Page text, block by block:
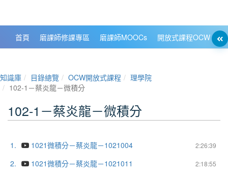
首頁 磨課師修課專區 磨課師MOOCs 開放式課程OCW
知識庫 目錄總覽 OCW開放式課程
理學院
102-1－蔡炎龍－微積分
102-1－蔡炎龍－微積分
1. 2:26:39
1021微積分－蔡炎龍－1021004
2.
2:18:55
1021微積分－蔡炎龍－1021011